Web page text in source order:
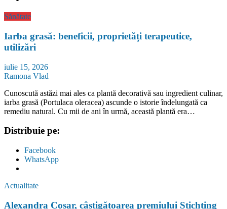
Sănătate
Iarba grasă: beneficii, proprietăți terapeutice,
utilizări
iulie 15, 2026
Ramona Vlad
Cunoscută astăzi mai ales ca plantă decorativă sau ingredient culinar,
iarba grasă (Portulaca oleracea) ascunde o istorie îndelungată ca
remediu natural. Cu mii de ani în urmă, această plantă era…
Distribuie pe:
Facebook
WhatsApp
Actualitate
Alexandra Coșar, câștigătoarea premiului Stichting